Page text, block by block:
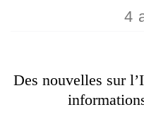
4
Des nouvelles sur